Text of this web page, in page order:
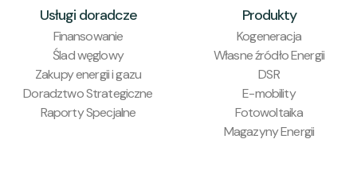
Usługi doradcze
Finansowanie
Ślad węglowy
Zakupy energii i gazu
Doradztwo Strategiczne
Raporty Specjalne
Produkty
Kogeneracja
Własne źródło Energii
DSR
E-mobility
Fotowoltaika
Magazyny Energii